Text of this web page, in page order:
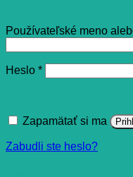
Používateľské meno
Heslo *Povinné
Zapamätať si ma
Zabudli ste heslo?